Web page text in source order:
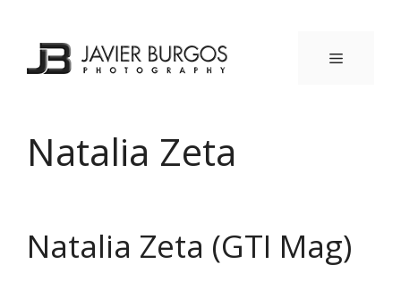
contenido
MENÚ
Natalia Zeta
Natalia Zeta (GTI Mag)